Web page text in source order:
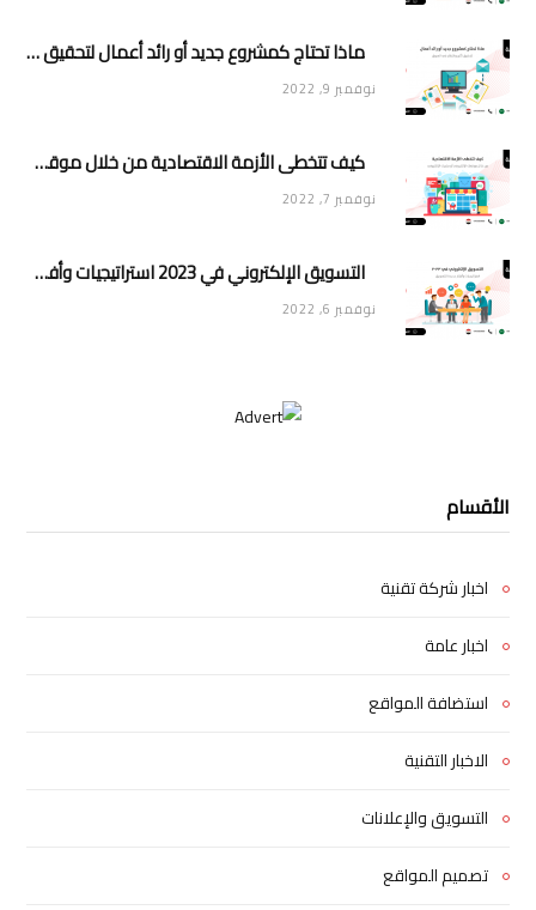
ماذا تحتاج كمشروع جديد أو رائد أعمال لتحقيق تأثير وانتشار في السوق
نوفمبر 9, 2022
كيف تتخطى الأزمة الاقتصادية من خلال موقعك الإلكتروني أو متجرك الإلكتروني
نوفمبر 7, 2022
التسويق الإلكتروني في 2023 استراتيجيات وأفكار جديدة للتسويق
نوفمبر 6, 2022
الأقسام
اخبار شركة تقنية
اخبار عامة
استضافة المواقع
الاخبار التقنية
التسويق والإعلانات
تصميم المواقع